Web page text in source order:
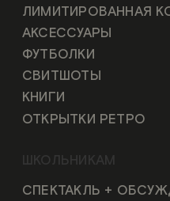
ЛИМИТИРОВАННАЯ
АКСЕССУАРЫ
ФУТБОЛКИ
СВИТШОТЫ
КНИГИ
ОТКРЫТКИ РЕТРО
ШКОЛЬНИКАМ
СПЕКТАКЛЬ +